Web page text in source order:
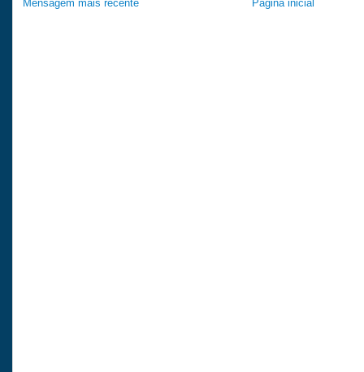
Mensagem mais recente Página inicial